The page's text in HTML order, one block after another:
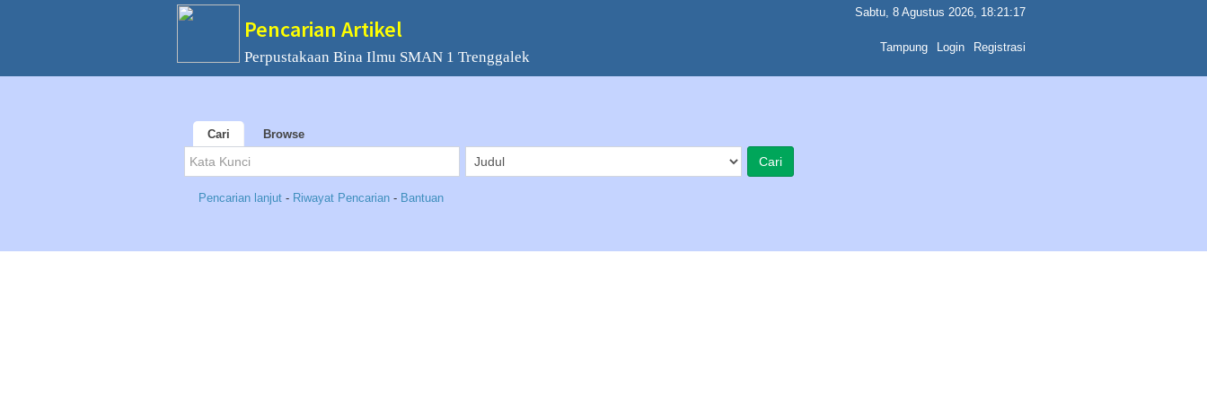
Pencarian Artikel
Perpustakaan Bina Ilmu SMAN 1 Trenggalek
Sabtu, 8 Agustus 2026, 18:21:17
Tampung Login Registrasi
Cari Browse
Pencarian lanjut - Riwayat Pencarian - Bantuan